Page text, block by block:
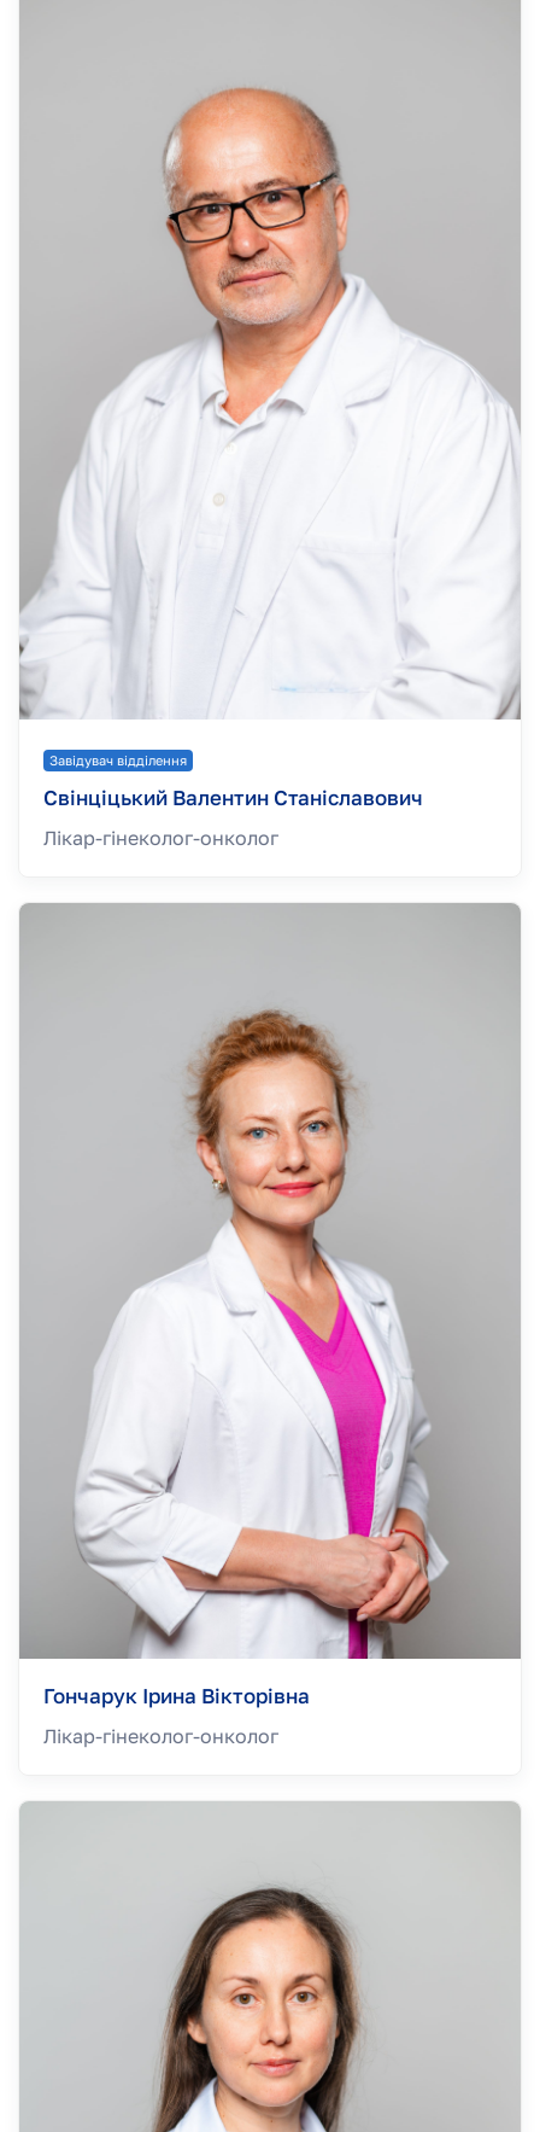
Завідувач відділення
Свінціцький Валентин Станіславович
Лікар-гінеколог-онколог
Гончарук Ірина Вікторівна
Лікар-гінеколог-онколог